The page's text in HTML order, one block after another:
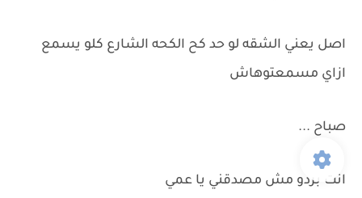
اصل يعني الشقه لو حد كح الكحه الشارع كلو يسمع
ازاي مسمعتوهاش
صباح ...
انت بردو مش مصدقني يا عمي